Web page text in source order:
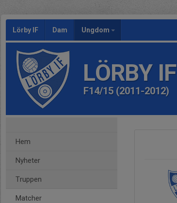
Lörby IF Dam Ungdom
LÖRBY IF
F14/15 (2011-2012)
Hem
Nyheter
Truppen
Matcher